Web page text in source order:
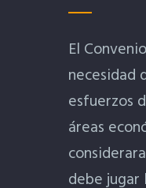
El
necesidad
esfuerzos
áreas
debe jugar